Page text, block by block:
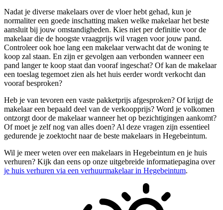
Nadat je diverse makelaars over de vloer hebt gehad, kun je
normaliter een goede inschatting maken welke makelaar het beste
aansluit bij jouw omstandigheden. Kies niet per definitie voor de
makelaar die de hoogste vraagprijs wil vragen voor jouw pand.
Controleer ook hoe lang een makelaar verwacht dat de woning te
koop zal staan. En zijn er gevolgen aan verbonden wanneer een
pand langer te koop staat dan vooraf ingeschat? Of kan de makelaar
een toeslag tegemoet zien als het huis eerder wordt verkocht dan
vooraf besproken?
Heb je van tevoren een vaste pakketprijs afgesproken? Of krijgt de
makelaar een bepaald deel van de verkoopprijs? Word je volkomen
ontzorgt door de makelaar wanneer het op bezichtigingen aankomt?
Of moet je zelf nog van alles doen? Al deze vragen zijn essentieel
gedurende je zoektocht naar de beste makelaars in Hegebeintum.
Wil je meer weten over een makelaars in Hegebeintum en je huis
verhuren? Kijk dan eens op onze uitgebreide informatiepagina over
je huis verhuren via een verhuurmakelaar in Hegebeintum.